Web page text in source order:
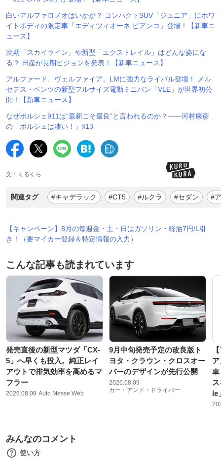
白いアルファロメオはいかが？ コンパクトSUV「ジュニア」にホワ
イトボディの限定車「エディツィオーネ ビアンコ」登場！【新車ニ
ュース】
次期「スカイライン」や新型「エクストレイル」はどんな姿にな
る？ 日産が長期ビジョンを発表！【新車ニュース】
アルファード、ヴェルファイア、LMに強力なライバル登場！ メル
セデス・ベンツの新型フルサイズ電動ミニバン「VLE」が世界初公
開！【新車ニュース】
なぜポルシェ911は“最新こそ最良”と言われるのか？——河村康彦
の「ポルシェは凄い！」♯13
文：くるくら
関連タグ #キャデラック #CT5 #ルクラ #セダン #
【キャンペーン】8月の毎週金・土・日はガソリン・軽油7円/L引
き！（要マイカー登録＆特定情報の入力）
こんな記事も読まれています
発売直後の新型マツダ「CX-
5」へ早くも投入。純正レイ
アウトで排気効率を高めるマ
フラー
2026.08.09 Auto Messe Web
9月中旬発売予定の改良版ト
ヨタ・クラウン・クロスオー
バーのデザインが先行公開
2026.08.09
カー・アンド・ドライバー
車
le
みんなのコメント
使い方